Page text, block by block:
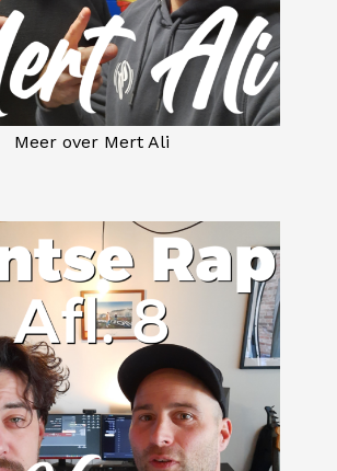
Meer over Mert Ali